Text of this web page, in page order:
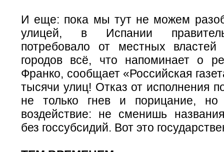
И еще: пока мы тут не можем
улицей, в Испании
потребовало от местных
городов всё, что напоминает о
Франко, сообщает «Российская
тысячи улиц! Отказ от исполнения
не только гнев и порицание,
воздействие: не сменишь
без госсубсидий. Вот это